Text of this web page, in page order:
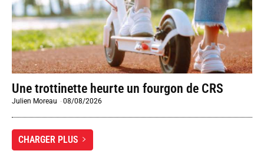
Une trottinette heurte un fourgon de CRS
Julien Moreau -08/08/2026
CHARGER PLUS